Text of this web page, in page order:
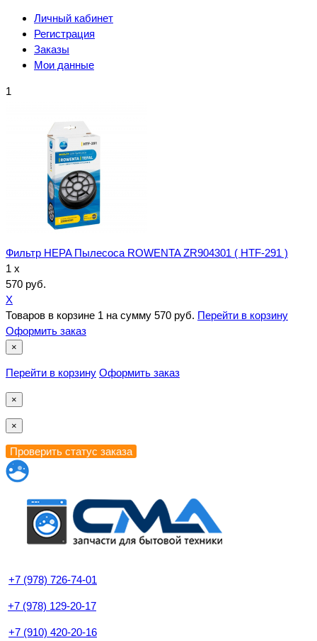
Личный кабинет
Регистрация
Заказы
Мои данные
1
Фильтр HEPA Пылесоса ROWENTA ZR904301 ( HTF-291 )
1 x
570 руб.
X
Товаров в корзине 1 на сумму 570 руб. Перейти в корзину
Оформить заказ
×
Перейти в корзину Оформить заказ
×
×
+7 (978) 726-74-01
+7 (978) 129-20-17
+7 (910) 420-20-16